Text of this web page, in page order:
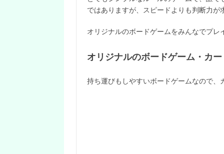
ではありますが、スピードよりも判断力が
オリジナルのボードゲームをみんなでプ
オリジナルのボードゲーム・カ
持ち運びもしやすいボードゲームなので